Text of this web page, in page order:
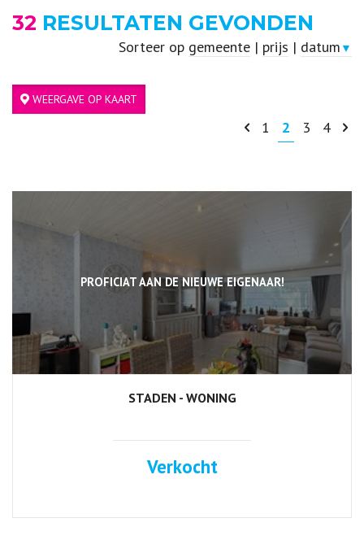
32 RESULTATEN GEVONDEN
Sorteer op gemeente | prijs | datum ▼
WEERGAVE OP KAART
1 2 3 4
PROFICIAT AAN DE NIEUWE EIGENAAR!
3 1
STADEN - WONING
Verkocht